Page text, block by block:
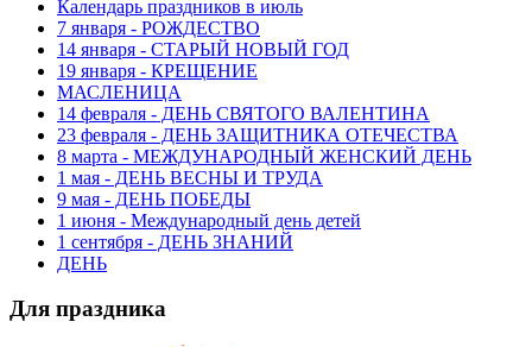
Календарь праздников в июль
7 января - РОЖДЕСТВО
14 января - СТАРЫЙ НОВЫЙ ГОД
19 января - КРЕЩЕНИЕ
МАСЛЕНИЦА
14 февраля - ДЕНЬ СВЯТОГО ВАЛЕНТИНА
23 февраля - ДЕНЬ ЗАЩИТНИКА ОТЕЧЕСТВА
8 марта - МЕЖДУНАРОДНЫЙ ЖЕНСКИЙ ДЕНЬ
1 мая - ДЕНЬ ВЕСНЫ И ТРУДА
9 мая - ДЕНЬ ПОБЕДЫ
1 июня - Международный день детей
1 сентября - ДЕНЬ ЗНАНИЙ
ДЕНЬ
Для праздника